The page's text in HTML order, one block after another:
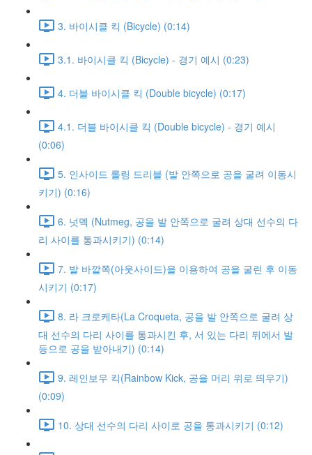
3. 바이시클 킥 (Bicycle) (0:14)
3.1. 바이시클 킥 (Bicycle) - 경기 예시 (0:23)
4. 더블 바이시클 킥 (Double bicycle) (0:17)
4.1. 더블 바이시클 킥 (Double bicycle) - 경기 예시
(0:06)
5. 인사이드 롤링 드리블 (발 안쪽으로 공을 굴려 이동시
키기) (0:16)
6. 넛멕 (Nutmeg, 공을 발 안쪽으로 굴려 상대 선수의 다
리 사이를 통과시키기) (0:14)
7. 발 바깥쪽(아웃사이드)을 이용하여 공을 굴린 후 이동
시키기 (0:17)
8. 라 크로케타(La Croqueta, 공을 발 안쪽으로 굴려 상
대 선수의 다리 사이를 통과시킨 후, 서 있는 다리 뒤에서 발
등으로 공을 받아내기) (0:14)
9. 레인보우 킥(Rainbow Kick, 공을 머리 위로 띄우기)
(0:09)
10. 상대 선수의 다리 사이로 공을 통과시키기 (0:12)